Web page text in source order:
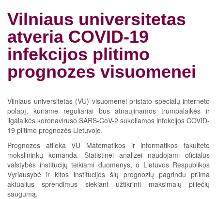
Vilniaus universitetas
atveria COVID-19
infekcijos plitimo
prognozes visuomenei
Vilniaus universitetas (VU) visuomenei pristato specialų interneto
polapį, kuriame reguliariai bus atnaujinamos trumpalaikės ir
ilgalaikės koronaviruso SARS-CoV-2 sukeliamos infekcijos COVID-
19 plitimo prognozės Lietuvoje.
Prognozes atlieka VU Matematikos ir informatikos fakulteto
mokslininkų komanda. Statistinei analizei naudojami oficialūs
valstybės institucijų teikiami duomenys, o Lietuvos Respublikos
Vyriausybė ir kitos institucijos šių prognozių pagrindu priima
aktualius sprendimus siekiant užtikrinti maksimalų piliečių
saugumą.